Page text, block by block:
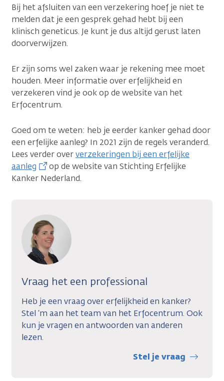
Bij het afsluiten van een verzekering hoef je niet te
melden dat je een gesprek gehad hebt bij een
klinisch geneticus. Je kunt je dus altijd gerust laten
doorverwijzen.
Er zijn soms wel zaken waar je rekening mee moet
houden. Meer informatie over erfelijkheid en
verzekeren vind je ook op de website van het
Erfocentrum.
Goed om te weten: heb je eerder kanker gehad door
een erfelijke aanleg? In 2021 zijn de regels veranderd.
Lees verder oververzekeringen bij een erfelijke
aanleg
op de website van Stichting Erfelijke
Kanker Nederland.
Vraag het een professional
Heb je een vraag over erfelijkheid en kanker?
Stel ‘m aan het team van het Erfocentrum. Ook
kun je vragen en antwoorden van anderen
lezen.
Stel je vraag